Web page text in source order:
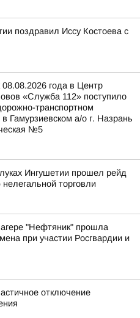
поздравил Иссу Костоева с
года в Центр
«Служба 112» поступило
транспортном
Гамурзиевском а/о г. Назрань
№5
Ингушетии прошел рейд
торговли
"Нефтяник" прошла
при участии Росгвардии и
отключение